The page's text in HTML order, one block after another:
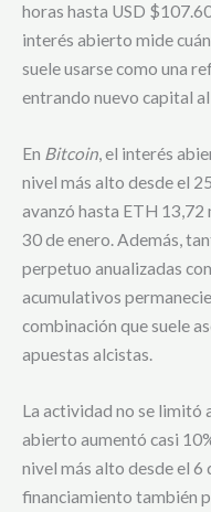
horas hasta USD
interés abierto mide
suele usarse como una
entrando nuevo capital
En Bitcoin, el interés
nivel más alto desde el
avanzó hasta ETH
30 de enero. Además,
perpetuo anualizadas
acumulativos
combinación que suele
apuestas alcistas.
La actividad no se limitó
abierto aumentó casi
nivel más alto desde el 6
financiamiento también